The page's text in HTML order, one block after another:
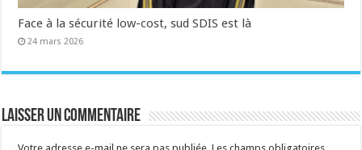
Face à la sécurité low-cost, sud SDIS est là
24 mars 2026
Laisser un commentaire